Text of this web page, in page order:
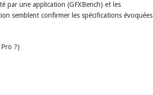
par une application (GFXBench) et les
semblent confirmer les spécifications évoquées
?)